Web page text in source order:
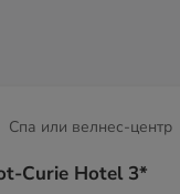
Спа или велнес-центр
Curie Hotel 3*